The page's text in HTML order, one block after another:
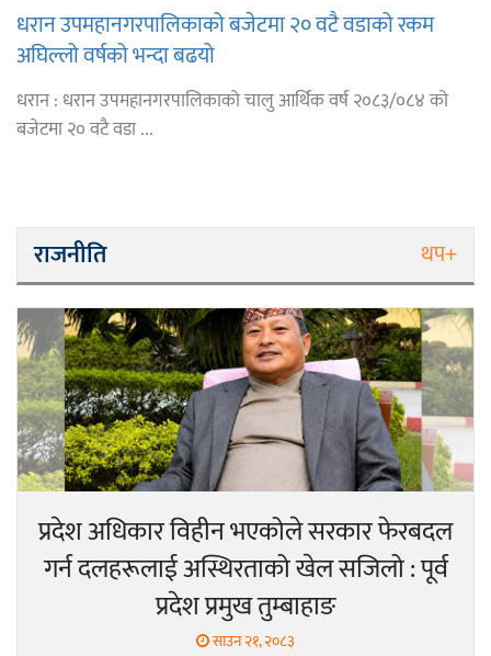
धरान उपमहानगरपालिकाको बजेटमा २० वटै वडाको रकम
अघिल्लो वर्षको भन्दा बढयो
धरान : धरान उपमहानगरपालिकाको चालु आर्थिक वर्ष २०८३/०८४ को
बजेटमा २० वटै वडा ...
राजनीति थप+
प्रदेश अधिकार विहीन भएकोले सरकार फेरबदल
गर्न दलहरूलाई अस्थिरताको खेल सजिलो : पूर्व
प्रदेश प्रमुख तुम्बाहाङ
साउन २१, २०८३